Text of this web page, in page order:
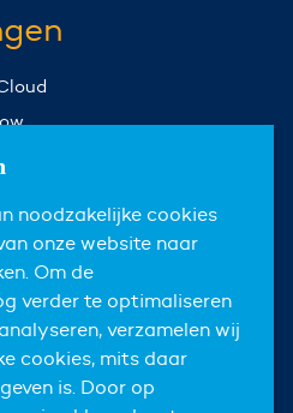
noodzakelijke cookies
onze website naar
Om de
verder te optimaliseren
verzamelen wij
cookies, mits daar
is. Door op